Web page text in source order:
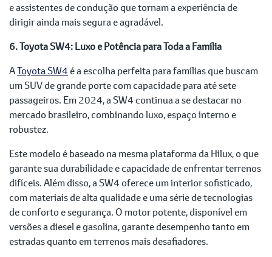
e assistentes de condução que tornam a experiência de
dirigir ainda mais segura e agradável.
6. Toyota SW4: Luxo e Potência para Toda a Família
AToyota SW4 é a escolha perfeita para famílias que buscam
um SUV de grande porte com capacidade para até sete
passageiros. Em 2024, a SW4 continua a se destacar no
mercado brasileiro, combinando luxo, espaço interno e
robustez.
Este modelo é baseado na mesma plataforma da Hilux, o que
garante sua durabilidade e capacidade de enfrentar terrenos
difíceis. Além disso, a SW4 oferece um interior sofisticado,
com materiais de alta qualidade e uma série de tecnologias
de conforto e segurança. O motor potente, disponível em
versões a diesel e gasolina, garante desempenho tanto em
estradas quanto em terrenos mais desafiadores.